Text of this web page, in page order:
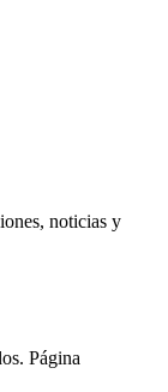
noticias y
Página